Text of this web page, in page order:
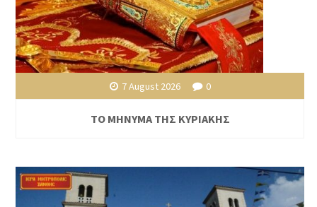
7 August 2026 0
ΤΟ ΜΗΝΥΜΑ ΤΗΣ ΚΥΡΙΑΚΗΣ